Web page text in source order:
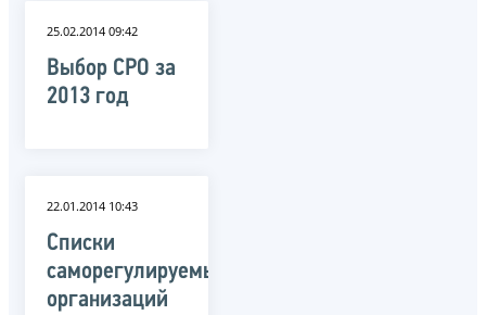
25.02.2014 09:42
Выбор СРО за
2013 год
22.01.2014 10:43
Списки
саморегулируемых
организаций